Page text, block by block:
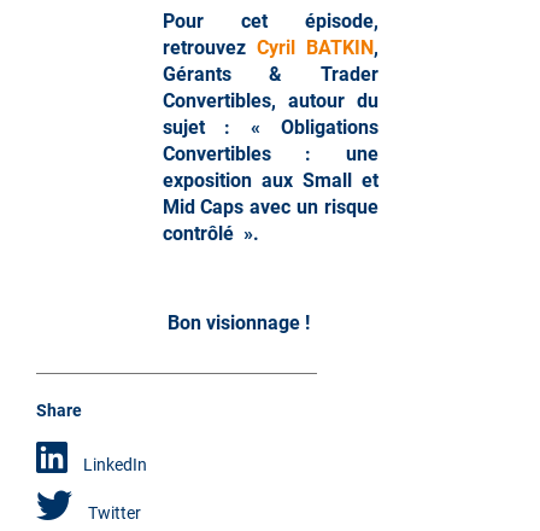
Pour cet épisode,
retrouvez Cyril BATKIN,
Gérants & Trader
Convertibles, autour du
sujet : « Obligations
Convertibles : une
exposition aux Small et
Mid Caps avec un risque
contrôlé ».
Bon visionnage !
Share
LinkedIn
Twitter